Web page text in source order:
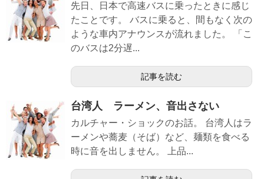
先日、日本で高速バスに乗ったときに感じ
たことです。 バスに乗ると、間もなく次の
ような車内アナウンスが流れました。 「こ
のバスは2分遅...
記事を読む
台湾人 ラーメン、音出さない
カルチャー・ショックのお話。 台湾人はラ
ーメンや蕎麦（そば）など、麺類を食べる
時に音を出しません。 上品...